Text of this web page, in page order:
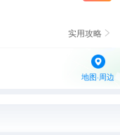
实用攻略 
地图·周边